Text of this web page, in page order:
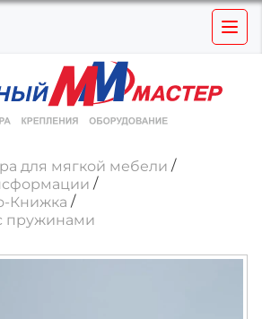
для мягкой мебели
Книжка
пружинами